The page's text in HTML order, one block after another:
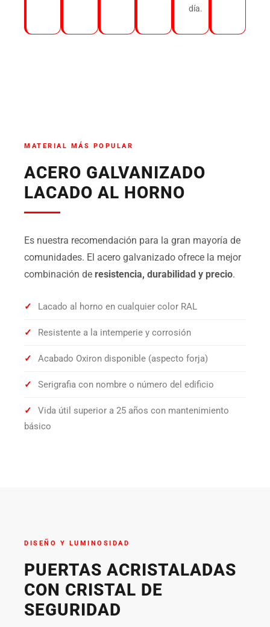
día.
MATERIAL MÁS POPULAR
ACERO GALVANIZADO
LACADO AL HORNO
Es nuestra recomendación para la gran mayoría de
comunidades. El acero galvanizado ofrece la mejor
combinación de resistencia, durabilidad y precio.
✓ Lacado al horno en cualquier color RAL
✓ Resistente a la intemperie y corrosión
✓ Acabado Oxiron disponible (aspecto forja)
✓ Serigrafia con nombre o número del edificio
✓
Vida útil superior a 25 años con mantenimiento
básico
DISEÑO Y LUMINOSIDAD
PUERTAS ACRISTALADAS
CON CRISTAL DE
SEGURIDAD